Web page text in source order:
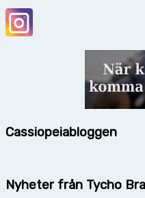
Cassiopeiabloggen
Nyheter från Tycho